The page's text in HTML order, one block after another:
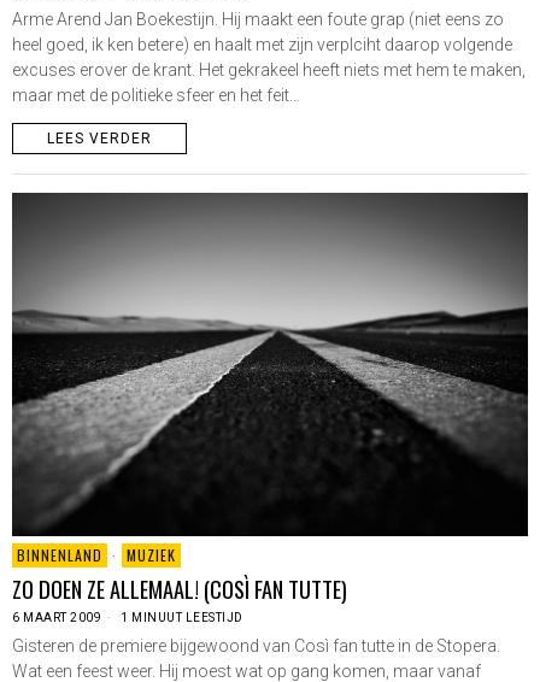
Arme Arend Jan Boekestijn. Hij maakt een foute grap (niet eens zo
heel goed, ik ken betere) en haalt met zijn verplciht daarop volgende
excuses erover de krant. Het gekrakeel heeft niets met hem te maken,
maar met de politieke sfeer en het feit…
LEES VERDER
BINNENLAND · MUZIEK
ZO DOEN ZE ALLEMAAL! (COSÌ FAN TUTTE)
6 MAART 2009 1 MINUUT LEESTIJD
Gisteren de premiere bijgewoond van Così fan tutte in de Stopera.
Wat een feest weer. Hij moest wat op gang komen, maar vanaf